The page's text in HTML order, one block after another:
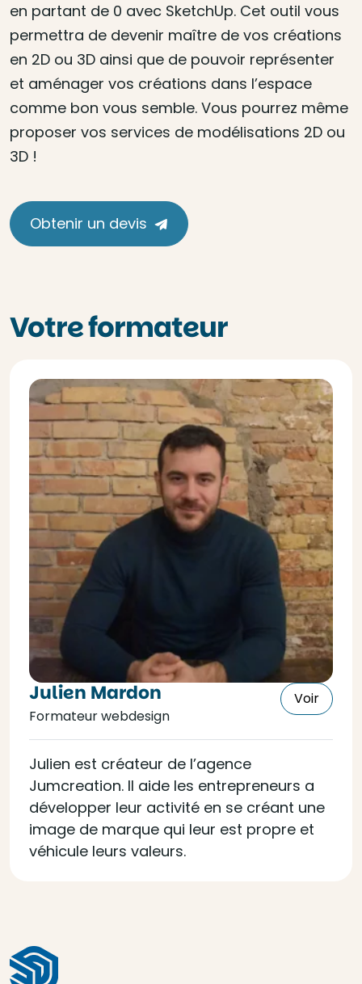
en partant de 0 avec SketchUp. Cet outil vous
permettra de devenir maître de vos créations
en 2D ou 3D ainsi que de pouvoir représenter
et aménager vos créations dans l’espace
comme bon vous semble. Vous pourrez même
proposer vos services de modélisations 2D ou
3D !
Obtenir un devis
Votre formateur
Julien Mardon
Formateur webdesign
Voir
Julien est créateur de l’agence
Jumcreation. Il aide les entrepreneurs a
développer leur activité en se créant une
image de marque qui leur est propre et
véhicule leurs valeurs.